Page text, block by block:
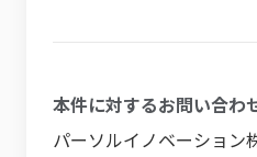
本件に対するお問い合わ
パーソルイノベーショ